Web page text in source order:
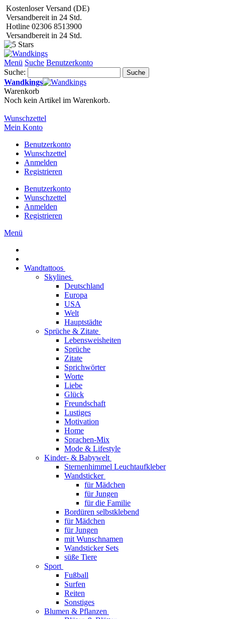
Kostenloser Versand (DE)
Versandbereit in 24 Std.
Hotline 02306 8513900
Versandbereit in 24 Std.
Menü Suche Benutzerkonto
Suche:
Suche
Wandkings
Warenkorb
Noch kein Artikel im Warenkorb.
Wunschzettel
Mein Konto
Benutzerkonto
Wunschzettel
Anmelden
Registrieren
Benutzerkonto
Wunschzettel
Anmelden
Registrieren
Menü
Wandtattoos
Skylines
Deutschland
Europa
USA
Welt
Hauptstädte
Sprüche & Zitate
Lebensweisheiten
Sprüche
Zitate
Sprichwörter
Worte
Liebe
Glück
Freundschaft
Lustiges
Motivation
Home
Sprachen-Mix
Mode & Lifestyle
Kinder- & Babywelt
Sternenhimmel Leuchtaufkleber
Wandsticker
für Mädchen
für Jungen
für die Familie
Bordüren selbstklebend
für Mädchen
für Jungen
mit Wunschnamen
Wandsticker Sets
süße Tiere
Sport
Fußball
Surfen
Reiten
Sonstiges
Blumen & Pflanzen